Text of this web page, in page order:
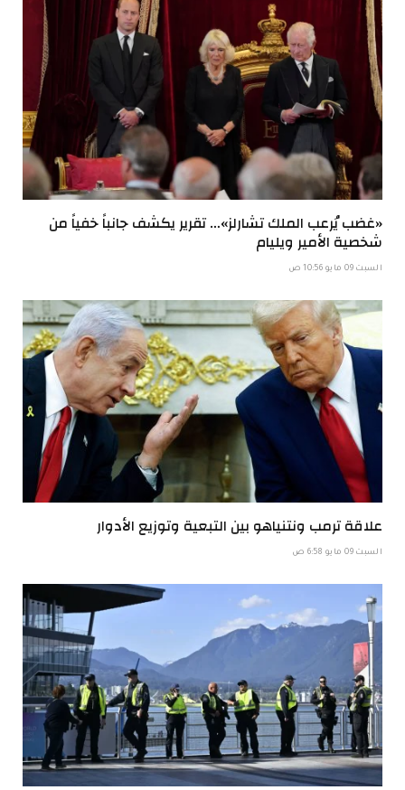
«غضب يُرعب الملك تشارلز»… تقرير يكشف جانباً خفياً من
شخصية الأمير ويليام
السبت 09 مايو 10:56 ص
علاقة ترمب ونتنياهو بين التبعية وتوزيع الأدوار
السبت 09 مايو 6:58 ص